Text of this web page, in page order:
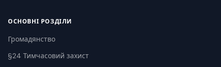
ОСНОВНІ РОЗДІЛИ
Громадянство
§24 Тимчасовий захист